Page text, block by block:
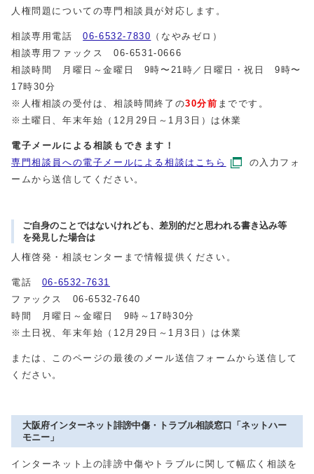
人権問題についての専門相談員が対応します。
相談専用電話06-6532-7830 （なやみゼロ）
相談専用ファックス 06-6531-0666
相談時間 月曜日～金曜日 9時〜21時／日曜日・祝日 9時〜
17時30分
※人権相談の受付は、相談時間終了の30分前 までです。
※土曜日、年末年始（12月29日～1月3日）は休業
電子メールによる相談もできます！
専門相談員への電子メールによる相談はこちら
の入力フォ
ームから送信してください。
ご自身のことではないけれども、差別的だと思われる書き込み等
を発見した場合は
人権啓発・相談センターまで情報提供ください。
電話 06-6532-7631
ファックス 06-6532-7640
時間 月曜日～金曜日 9時～17時30分
※土日祝、年末年始（12月29日～1月3日）は休業
または、このページの最後のメール送信フォームから送信して
ください。
大阪府インターネット誹謗中傷・トラブル相談窓口「ネットハー
モニー」
インターネット上の誹謗中傷やトラブルに関して幅広く相談を